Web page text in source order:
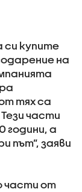
си купите
на
тях са
части
години, а
път”, заяви
части от